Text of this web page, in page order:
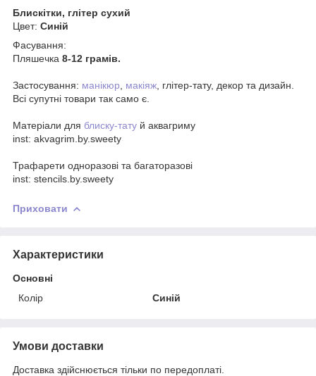
Блискітки, глітер сухий
Цвет: Синій
Фасування:
Пляшечка 8-12 грамів.
Застосування: манікюр макіяж , глітер-тату, декор та дизайн.
Всі супутні товари так само є.
Матеріали для блиску-тату й аквагриму
inst: akvagrim.by.sweety
Трафарети одноразові та багаторазові
inst: stencils.by.sweety
Приховати
Характеристики
Основні
Колір
Синій
Умови доставки
Доставка здійснюється тільки по передоплаті.